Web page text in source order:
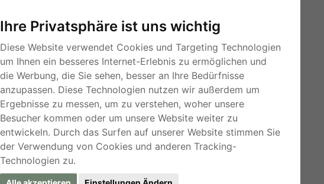
Ihre Privatsphäre ist uns wichtig
Diese Website verwendet Cookies und Targeting Technologien
um Ihnen ein besseres Internet-Erlebnis zu ermöglichen und
die Werbung, die Sie sehen, besser an Ihre Bedürfnisse
anzupassen. Diese Technologien nutzen wir außerdem um
Ergebnisse zu messen, um zu verstehen, woher unsere
Besucher kommen oder um unsere Website weiter zu
entwickeln. Durch das Surfen auf unserer Website stimmen Sie
der Verwendung von Cookies und anderen Tracking-
Technologien zu.
AGB
Kontakt
Impressum
RSS-Feeds
Für Webmaster
Kleinanzeigen-Österreich